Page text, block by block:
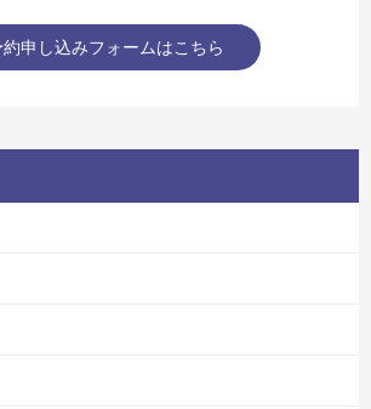
約申し込みフォームはこちら